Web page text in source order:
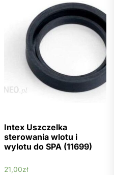
Intex Uszczelka
sterowania wlotu i
wylotu do SPA (11699)
21,00zł